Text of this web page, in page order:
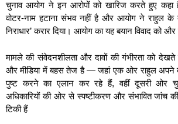
चुनाव आयोग ने इन आरोपों को खारिज करते हुए
वोटर-नाम हटाना संभव नहीं है और आयोग ने राहुल के
निराधार’ करार दिया। आयोग का यह बयान विवाद को
मामले की संवेदनशीलता और दावों की गंभीरता को
और मीडिया में बहस तेज है — जहां एक ओर राहुल अपने
पुष्ट करने का एलान कर रहे हैं, वहीं दूसरी ओर
अधिकारियों की ओर से स्पष्टीकरण और संभावित जांच
टिकी हैं